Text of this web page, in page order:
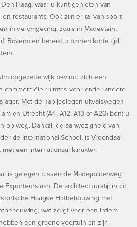
Haag, waar u kunt genieten van
en restaurants. Ook zijn er tal van sport-
in de omgeving, zoals in Madestein,
Bovendien bereikt u binnen korte tijd
opgezette wijk bevindt zich een
commerciële ruimtes voor onder andere
Met de nabijgelegen uitvalswegen
en Utrecht (A4, A12, A13 of A20) bent u
op weg. Dankzij de aanwezigheid van
de International School, is Vroondaal
een internationaal karakter.
is gelegen tussen de Madepolderweg,
Exporteurslaan. De architectuurstijl in dit
Haagse Hofbebouwing met
wat zorgt voor een intiem
een groene voortuin en zijn